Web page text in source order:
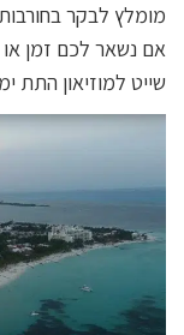
מומלץ לבקר
אם נשאר לכם זמן
שייט למוזיאון התת